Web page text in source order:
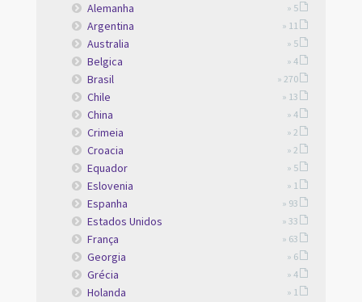
Alemanha » 5
Argentina » 11
Australia » 5
Belgica » 4
Brasil » 270
Chile » 13
China » 4
Crimeia » 2
Croacia » 2
Equador » 5
Eslovenia » 1
Espanha » 93
Estados Unidos » 33
França » 63
Georgia » 6
Grécia » 4
Holanda » 1